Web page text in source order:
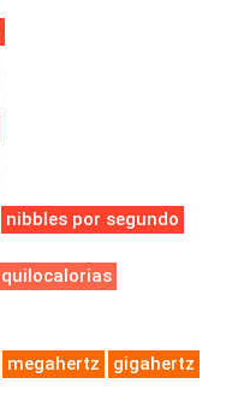
nibbles por segundo
quilocalorias
megahertz
gigahertz